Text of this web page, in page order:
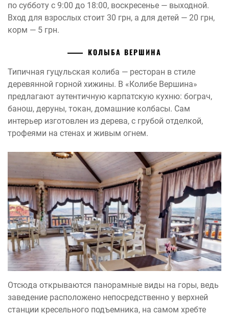
по субботу с 9:00 до 18:00, воскресенье — выходной.
Вход для взрослых стоит 30 грн, а для детей — 20 грн,
корм — 5 грн.
КОЛЫБА ВЕРШИНА
Типичная гуцульская колиба — ресторан в стиле
деревянной горной хижины. В «Колибе Вершина»
предлагают аутентичную карпатскую кухню: бограч,
банош, деруны, токан, домашние колбасы. Сам
интерьер изготовлен из дерева, с грубой отделкой,
трофеями на стенах и живым огнем.
Отсюда открываются панорамные виды на горы, ведь
заведение расположено непосредственно у верхней
станции кресельного подъемника, на самом хребте